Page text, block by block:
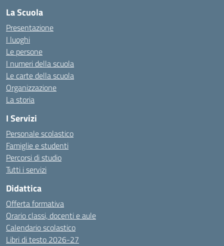
La Scuola
Presentazione
I luoghi
Le persone
I numeri della scuola
Le carte della scuola
Organizzazione
La storia
I Servizi
Personale scolastico
Famiglie e studenti
Percorsi di studio
Tutti i servizi
Didattica
Offerta formativa
Orario classi, docenti e aule
Calendario scolastico
Libri di testo 2026-27